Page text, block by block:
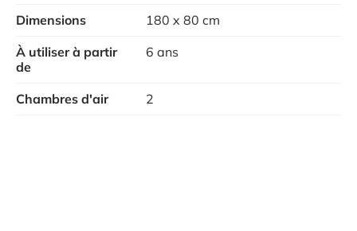
Dimensions
180 x 80 cm
À utiliser à partir
de
6 ans
Chambres d'air 2